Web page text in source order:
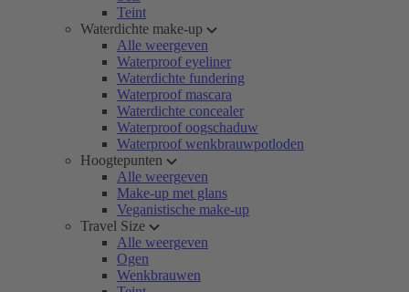
Teint
Waterdichte make-up
Alle weergeven
Waterproof eyeliner
Waterdichte fundering
Waterproof mascara
Waterdichte concealer
Waterproof oogschaduw
Waterproof wenkbrauwpotloden
Hoogtepunten
Alle weergeven
Make-up met glans
Veganistische make-up
Travel Size
Alle weergeven
Ogen
Wenkbrauwen